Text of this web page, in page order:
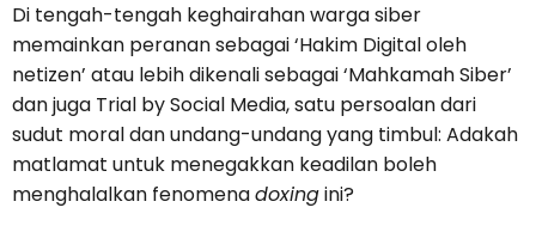
Di tengah-tengah keghairahan warga siber
memainkan peranan sebagai ‘Hakim Digital oleh
netizen’ atau lebih dikenali sebagai ‘Mahkamah Siber’
dan juga Trial by Social Media, satu persoalan dari
sudut moral dan undang-undang yang timbul: Adakah
matlamat untuk menegakkan keadilan boleh
menghalalkan fenomenadoxingini?